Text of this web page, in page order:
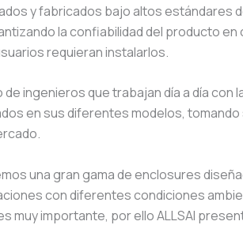
y fabricados bajo altos estándares
la confiabilidad del producto en
requieran instalarlos.
de ingenieros que trabajan día a día con
en sus diferentes modelos,
una gran gama de enclosures
con diferentes condiciones
muy importante, por ello ALLSAI